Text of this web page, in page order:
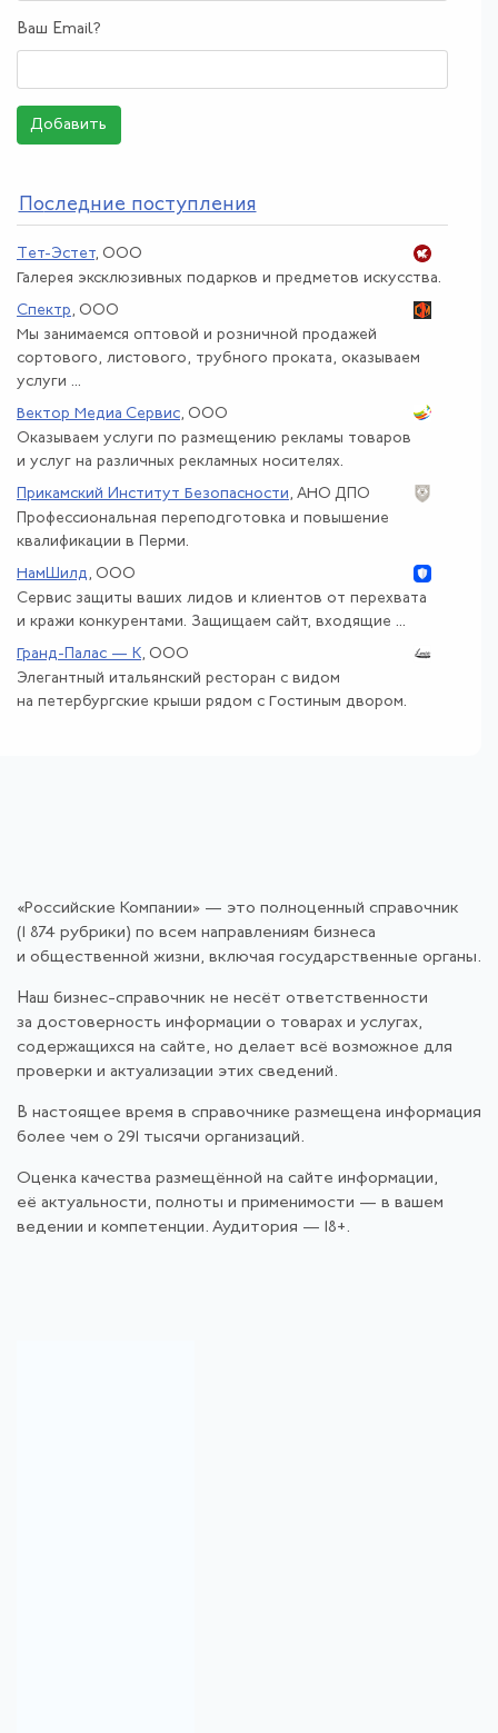
Ваш Email?
Добавить
Последние поступления
Тет-Эстет, ООО
Галерея эксклюзивных подарков и предметов искусства.
Спектр, ООО
Мы занимаемся оптовой и розничной продажей
сортового, листового, трубного проката, оказываем
услуги ...
Вектор Медиа Сервис, ООО
Оказываем услуги по размещению рекламы товаров
и услуг на различных рекламных носителях.
Прикамский Институт Безопасности, АНО ДПО
Профессиональная переподготовка и повышение
квалификации в Перми.
НамШилд, ООО
Сервис защиты ваших лидов и клиентов от перехвата
и кражи конкурентами. Защищаем сайт, входящие ...
Гранд-Палас — К, ООО
Элегантный итальянский ресторан с видом
на петербургские крыши рядом с Гостиным двором.
«Российские Компании» — это полноценный справочник
(1 874 рубрики) по всем направлениям бизнеса
и общественной жизни, включая государственные органы.
Наш бизнес-справочник не несёт ответственности
за достоверность информации о товарах и услугах,
содержащихся на сайте, но делает всё возможное для
проверки и актуализации этих сведений.
В настоящее время в справочнике размещена информация
более чем о 291 тысячи организаций.
Оценка качества размещённой на сайте информации,
её актуальности, полноты и применимости — в вашем
ведении и компетенции. Аудитория — 18+.